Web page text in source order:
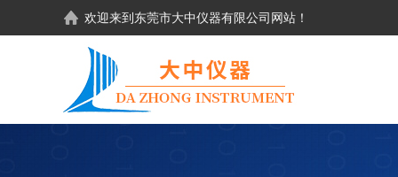
欢迎来到东莞市大中仪器有限公司网站！